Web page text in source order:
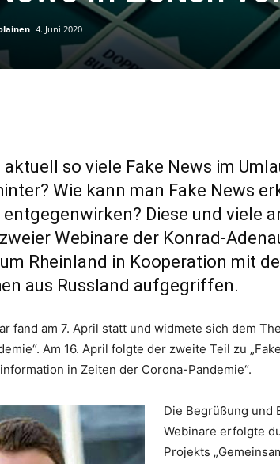
4. Juni 2020
so viele Fake News im
Wie kann man Fake News
Diese und viele
Webinare der Konrad-
Rheinland in Kooperation mit
aus Russland aufgegriffen.
fand am 7. April statt und widmete sich dem
Am 16. April folgte der zweite Teil zu
in Zeiten der Corona-Pandemie“.
Die Begrüßung und
Webinare erfolgte
Projekts